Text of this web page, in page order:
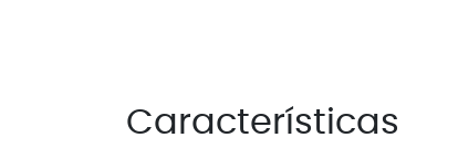
Características